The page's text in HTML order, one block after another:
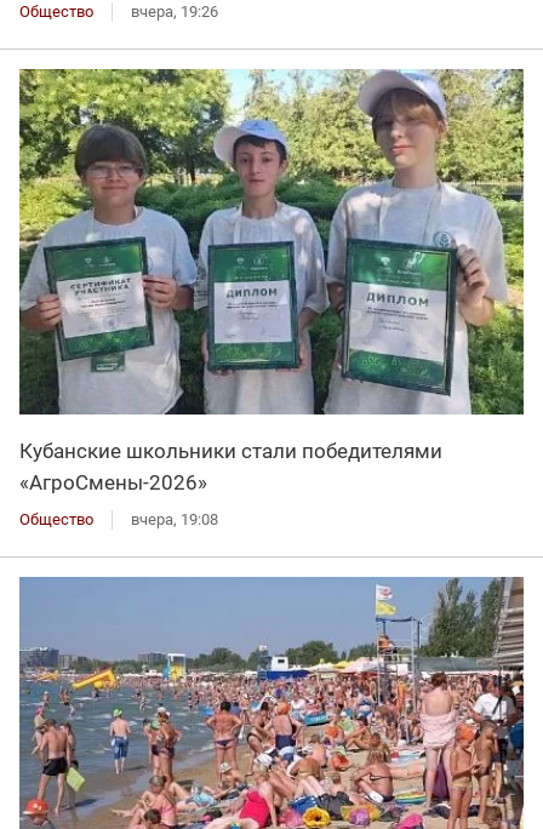
Общество вчера, 19:26
Кубанские школьники стали победителями
«АгроСмены-2026»
Общество вчера, 19:08